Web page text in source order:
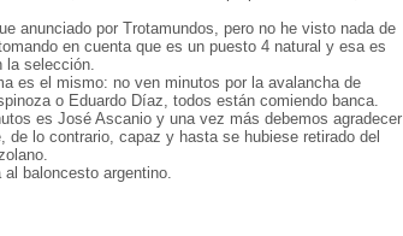
anunciado por Trotamundos, pero no he visto nada de
en cuenta que es un puesto 4 natural y esa es
selección.
es el mismo: no ven minutos por la avalancha de
o Eduardo Díaz, todos están comiendo banca.
es José Ascanio y una vez más debemos agradecer
de lo contrario, capaz y hasta se hubiese retirado del
baloncesto argentino.